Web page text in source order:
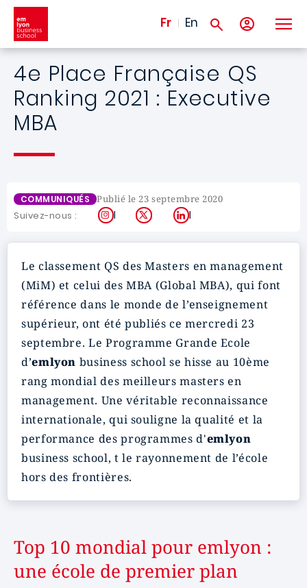
Aller au contenu principal
Fr En
4e Place Française QS
Ranking 2021 : Executive
MBA
COMMUNIQUÉS Publié le 23 septembre 2020
Suivez-nous : Instagram
X LinkedIn
Le classement QS des Masters en management
(MiM) et celui des MBA (Global MBA), qui font
référence dans le monde de l’enseignement
supérieur, ont été publiés ce mercredi 23
septembre. Le Programme Grande Ecole
d’emlyon business school se hisse au 10ème
rang mondial des meilleurs masters en
management. Une véritable reconnaissance
internationale, qui souligne la qualité et la
performance des programmes d'emlyon
business school, t le rayonnement de l’école
hors des frontières.
Top 10 mondial pour emlyon :
une école de premier plan